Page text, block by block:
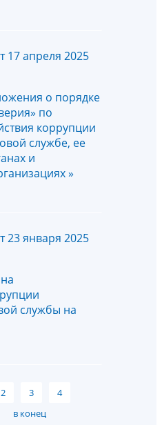
17 апреля 2025
о порядке
по
коррупции
службе, ее
и
»
23 января 2025
службы на
2 3
4
в конец